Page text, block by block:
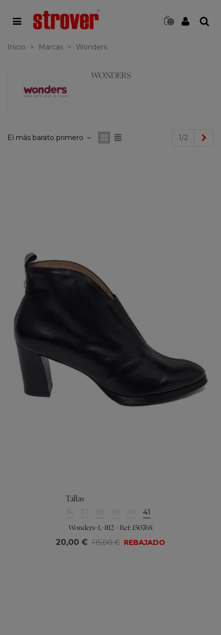
0
Inicio > Marcas > Wonders
WONDERS
El más barato primero 1/2
Tallas
36 37 38 39 40 41
Wonders-L-1112 - Ref: 150768
20,00 € 115,00 € REBAJADO